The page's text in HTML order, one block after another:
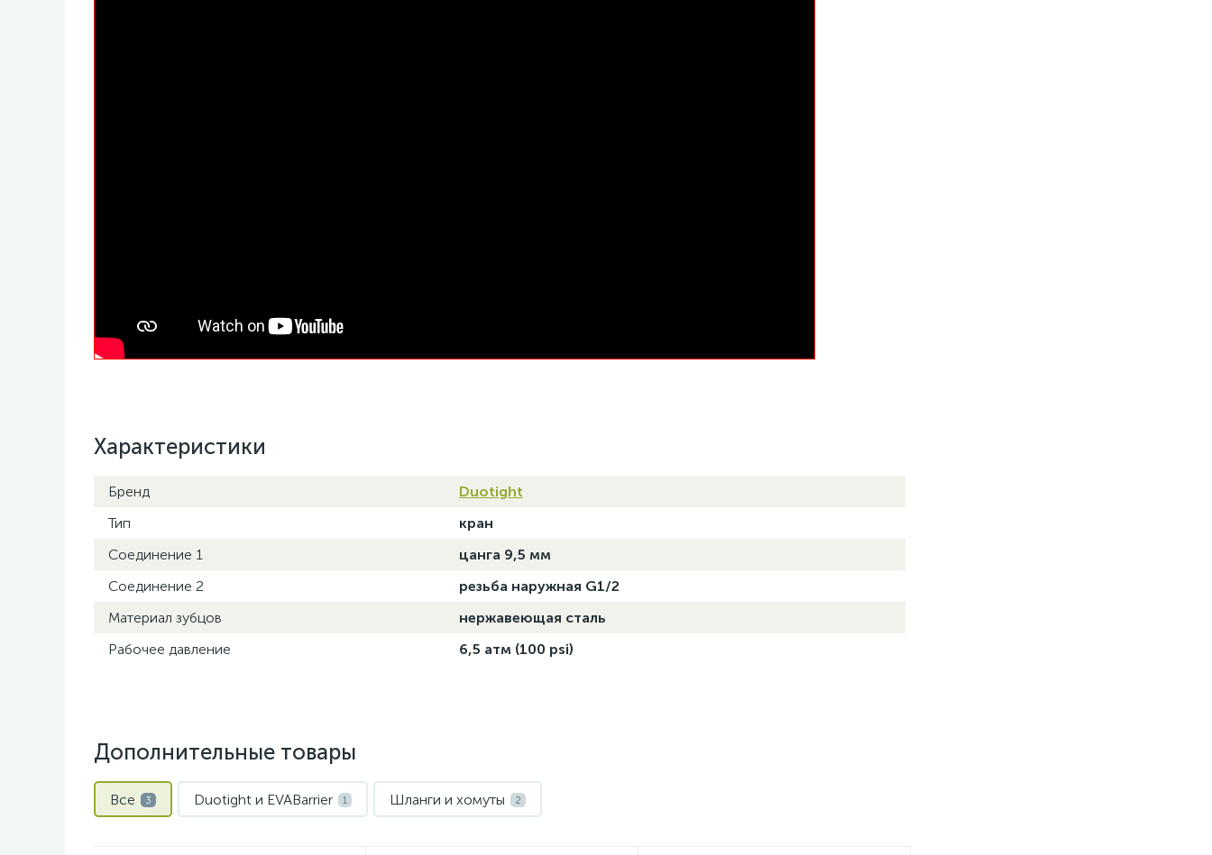
Характеристики
Бренд
Duotight
Тип
кран
Соединение 1
цанга 9,5 мм
Соединение 2
резьба наружная G1/2
Материал зубцов
нержавеющая сталь
Рабочее давление
6,5 атм (100 psi)
Дополнительные товары
Все 3 Duotight и EVABarrier 1 Шланги и хомуты 2